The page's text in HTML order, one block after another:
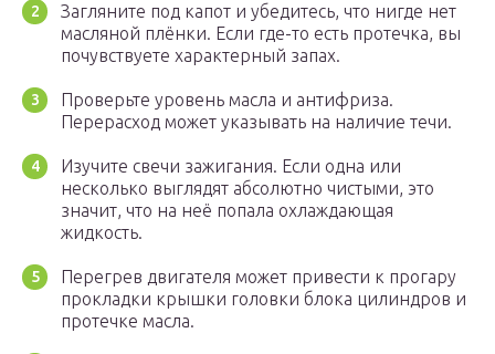
Загляните под капот и убедитесь, что нигде нет
масляной плёнки. Если где-то есть протечка, вы
почувствуете характерный запах.
Проверьте уровень масла и антифриза.
Перерасход может указывать на наличие течи.
Изучите свечи зажигания. Если одна или
несколько выглядят абсолютно чистыми, это
значит, что на неё попала охлаждающая
жидкость.
Перегрев двигателя может привести к прогару
прокладки крышки головки блока цилиндров и
протечке масла.